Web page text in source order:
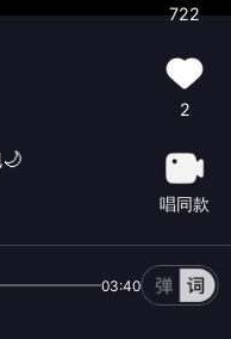
722
2
唱同款
03:40